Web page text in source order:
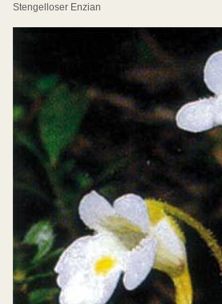
Stengelloser Enzian